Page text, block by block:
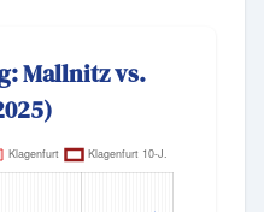
Mallnitz vs.